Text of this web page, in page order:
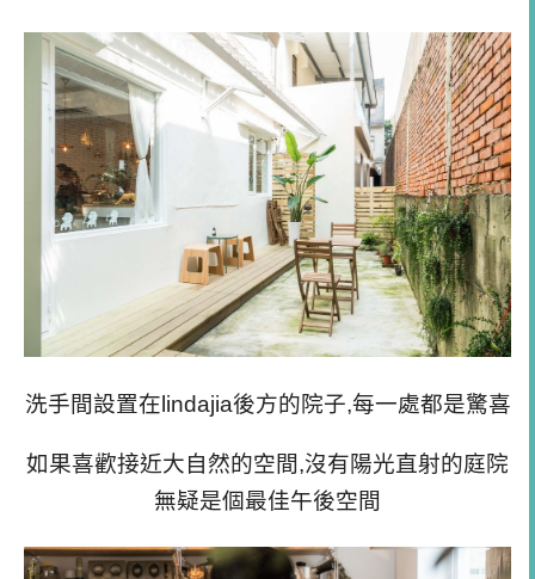
洗手間設置在 lindajia後方的院子,每一處都是驚喜
如果喜歡接近大自然的空間,沒有陽光直射的庭院
無疑是個最佳午後空間